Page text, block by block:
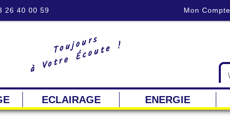
26 40 00 59 Mon Compte
Toujours
à Votre Écoute !
ECLAIRAGE ENERGIE